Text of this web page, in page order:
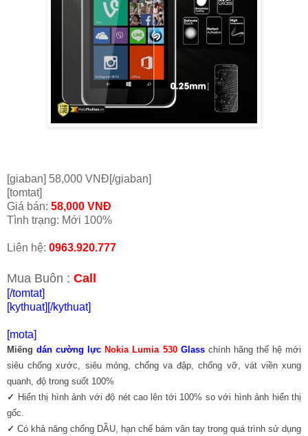
[giaban] 58,000 VNĐ[/giaban]
[tomtat]
Giá bán: 58,000 VNĐ
Tình trạng: Mới 100%
Liên hệ: 0963.920.777
Mua Buôn : Call
[/tomtat]
[kythuat] [/kythuat]
[mota]
Miếngdán cường lực Nokia Lumia 530 Glasschính hãng thế hệ mới
siêu chống xước, siêu mỏng, chống va đập, chống vỡ, vát viền xung
quanh, độ trong suốt 100%
✓ Hiển thị hình ảnh với độ nét cao lên tới 100% so với hình ảnh hiển thị
gốc.
✓ Có khả năng chống DẦU, hạn chế bám vân tay trong quá trình sử dụng